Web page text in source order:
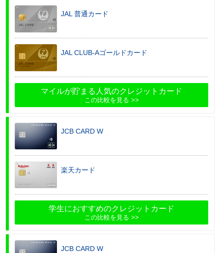
JAL 普通カード
JAL CLUB-Aゴールドカード
マイルが貯まる人気のクレジットカード
この比較を見る
JCB CARD W
楽天カード
学生におすすめのクレジットカード
この比較を見る
JCB CARD W